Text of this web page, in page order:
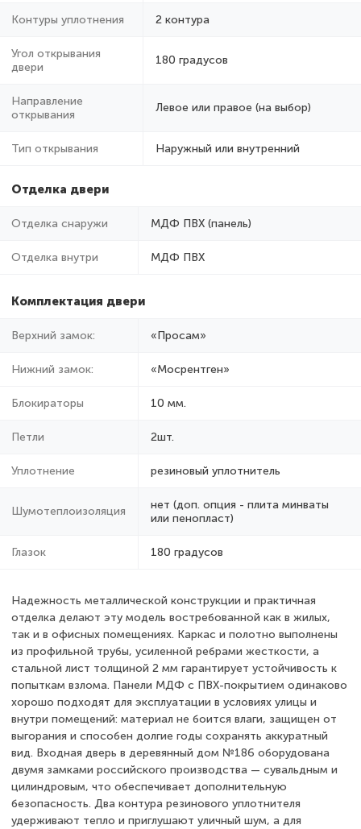
Контуры уплотнения 2 контура
Угол открывания
двери
180 градусов
Направление
открывания
Левое или правое (на выбор)
Тип открывания Наружный или внутренний
Отделка двери
Отделка снаружи МДФ ПВХ (панель)
Отделка внутри МДФ ПВХ
Комплектация двери
Верхний замок: «Просам»
Нижний замок: «Мосрентген»
Блокираторы 10 мм.
Петли 2шт.
Уплотнение резиновый уплотнитель
Шумотеплоизоляция
нет (доп. опция - плита минваты
или пенопласт)
Глазок 180 градусов
Надежность металлической конструкции и практичная
отделка делают эту модель востребованной как в жилых,
так и в офисных помещениях. Каркас и полотно выполнены
из профильной трубы, усиленной ребрами жесткости, а
стальной лист толщиной 2 мм гарантирует устойчивость к
попыткам взлома. Панели МДФ с ПВХ-покрытием одинаково
хорошо подходят для эксплуатации в условиях улицы и
внутри помещений: материал не боится влаги, защищен от
выгорания и способен долгие годы сохранять аккуратный
вид. Входная дверь в деревянный дом №186 оборудована
двумя замками российского производства — сувальдным и
цилиндровым, что обеспечивает дополнительную
безопасность. Два контура резинового уплотнителя
удерживают тепло и приглушают уличный шум, а для